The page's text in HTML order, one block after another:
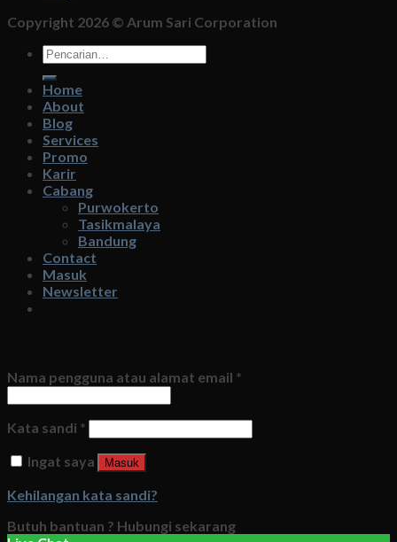
Copyright 2026 © Arum Sari Corporation
Pencarian
untuk:
Home
About
Blog
Services
Promo
Karir
Cabang
Purwokerto
Tasikmalaya
Bandung
Contact
Masuk
Newsletter
Nama pengguna atau alamat email *
Kata sandi *
Ingat saya
Masuk
Kehilangan kata sandi?
Butuh bantuan ? Hubungi sekarang